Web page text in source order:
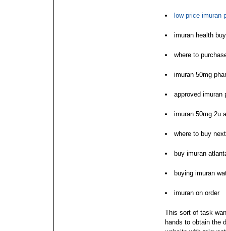
low price imuran
imuran health
where to
imuran 50mg
approved imuran
imuran 50mg 2u
where to buy
buy imuran
buying imuran
imuran on order
This sort of task
hands to obtain the